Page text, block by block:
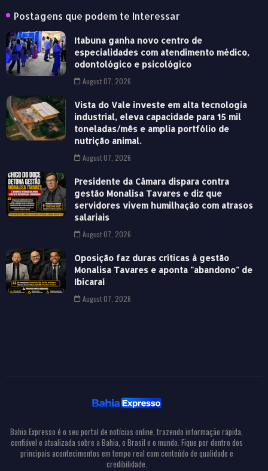
Postagens que podem te Interessar
Itabuna ganha novo centro de
especialidades com atendimento médico,
odontológico e psicológico
August 07, 2026
Vista do Vale investe em alta tecnologia
industrial, eleva capacidade para 15 mil
toneladas/mês e amplia portfólio de
nutrição animal.
August 07, 2026
Presidente da Câmara dispara contra
gestão Monalisa Tavares e diz que
servidores vivem humilhação com atrasos
salariais
August 07, 2026
Oposição faz duras críticas à gestão
Monalisa Tavares e aponta "abandono" de
Ibicaraí
August 07, 2026
Bahia Expresso é o seu portal de notícias online, trazendo informação rápida,
confiável e atualizada sobre a Bahia, o Brasil e o mundo. Fique por dentro dos
principais acontecimentos em tempo real com conteúdo de qualidade e
credibilidade.